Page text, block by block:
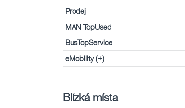
Prodej
MAN TopUsed
BusTopService
eMobility (+)
Blízká místa